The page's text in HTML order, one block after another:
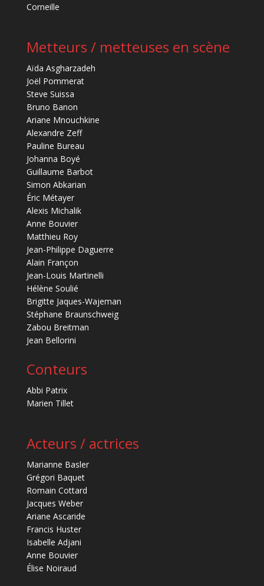
Corneille
Metteurs / metteuses en scène
Aïda Asgharzadeh
Joël Pommerat
Steve Suissa
Bruno Banon
Ariane Mnouchkine
Alexandre Zeff
Pauline Bureau
Johanna Boyé
Guillaume Barbot
Simon Abkarian
Éric Métayer
Alexis Michalik
Anne Bouvier
Matthieu Roy
Jean-Philippe Daguerre
Alain Françon
Jean-Louis Martinelli
Hélène Soulié
Brigitte Jaques-Wajeman
Stéphane Braunschweig
Zabou Breitman
Jean Bellorini
Conteurs
Abbi Patrix
Marien Tillet
Acteurs / actrices
Marianne Basler
Grégori Baquet
Romain Cottard
Jacques Weber
Ariane Ascaride
Francis Huster
Isabelle Adjani
Anne Bouvier
Élise Noiraud